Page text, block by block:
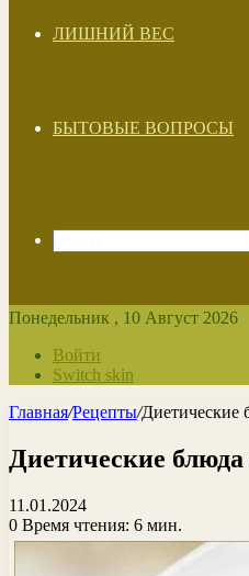
ЛИШНИЙ ВЕС
БЫТОВЫЕ ВОПРОСЫ
Понедельник , 10 Август 2026
Войти
Switch skin
Главная/Рецепты/Диетические
Диетические блюда
11.01.2024
0 Время чтения: 6 мин.